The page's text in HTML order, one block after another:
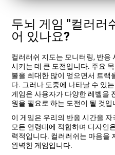
두뇌 게임 "컬러러
어 있나요?
컬러러쉬 지도는 모니터링, 반응
시키는 데 큰 도전입니다. 주요
볼을 최대한 많이 얻으면서 트랙
다. 그러나 도중에 나타날 수 있
게임은 사용자가 다양한 레벨을
원을 필요로 하는 도전이 될 것입
이 게임은 우리의 반응 시간을
모든 연령대에 적합하며 디자인
력적입니다. 컬러러쉬는 마음을
완벽한 게임입니다.